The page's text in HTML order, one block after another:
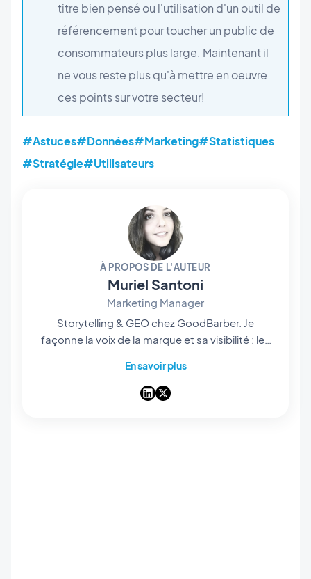
titre bien pensé ou l'utilisation d'un outil de
référencement pour toucher un public de
consommateurs plus large. Maintenant il
ne vous reste plus qu'à mettre en oeuvre
ces points sur votre secteur!
#Astuces#Données#Marketing#Statistiques
#Stratégie#Utilisateurs
À PROPOS DE L'AUTEUR
Muriel Santoni
Marketing Manager
Storytelling & GEO chez GoodBarber. Je
façonne la voix de la marque et sa visibilité : les
et — de plus en plus — la manière dont ils
ressortent dans les réponses des IA. Storyteller
En savoir plus